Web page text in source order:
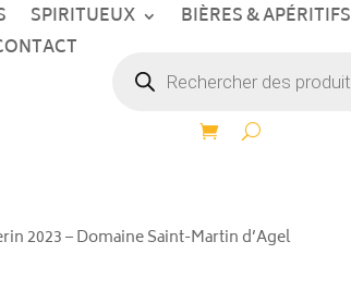
SPIRITUEUX BIÈRES & APÉRITIFS
produits
2023 – Domaine Saint-Martin d’Agel